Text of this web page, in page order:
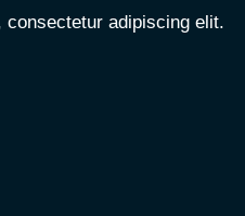
adipiscing elit.